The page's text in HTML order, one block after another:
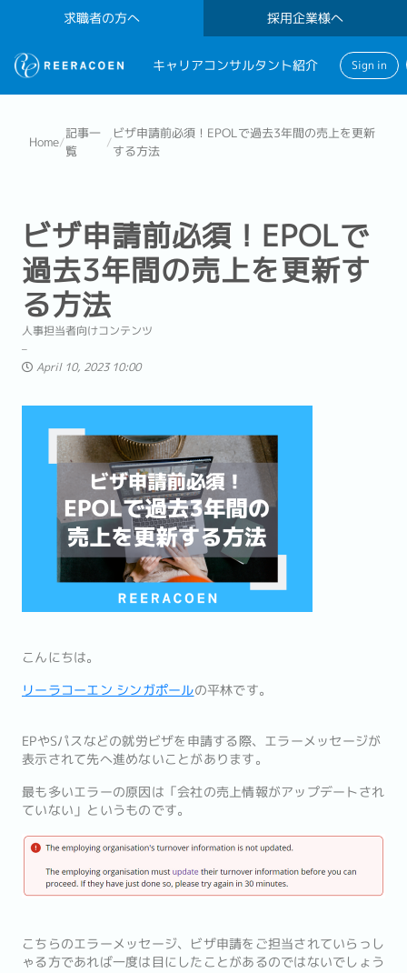
求職者の方へ 採用企業様へ
キャリアコンサルタント紹介 Sign in
Home/
記事一
覧
/
ビザ申請前必須！EPOLで過去3年間の売上を更新
する方法
ビザ申請前必須！EPOLで
過去3年間の売上を更新す
る方法
人事担当者向けコンテンツ
April 10, 2023 10:00
こんにちは。
リーラコーエン シンガポールの平林です。
EPやSパスなどの就労ビザを申請する際、エラーメッセージが
表示されて先へ進めないことがあります。
最も多いエラーの原因は「会社の売上情報がアップデートされ
ていない」というものです。
こちらのエラーメッセージ、ビザ申請をご担当されていらっし
ゃる方であれば一度は目にしたことがあるのではないでしょう